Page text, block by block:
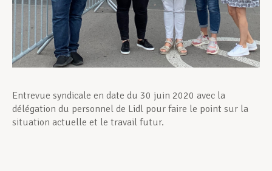
Actualités
Entrevue syndicale en date du 30 juin 2020 avec la
délégation du personnel de Lidl pour faire le point sur la
situation actuelle et le travail futur.